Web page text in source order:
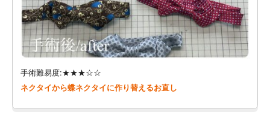
手術難易度:★★★☆☆
ネクタイから蝶ネクタイに作り替えるお直し